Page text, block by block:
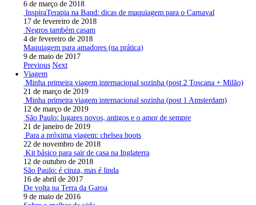
6 de março de 2018
InspiraTerapia na Band: dicas de maquiagem para o Carnaval
17 de fevereiro de 2018
Negros também casam
4 de fevereiro de 2018
Maquiagem para amadores (na prática)
9 de maio de 2017
Previous Next
Viagem
Minha primeira viagem internacional sozinha (post 2 Toscana + Milão)
21 de março de 2019
Minha primeira viagem internacional sozinha (post 1 Amsterdam)
12 de março de 2019
São Paulo: lugares novos, antigos e o amor de sempre
21 de janeiro de 2019
Para a próxima viagem: chelsea boots
22 de novembro de 2018
Kit básico para sair de casa na Inglaterra
12 de outubro de 2018
São Paulo: é cinza, mas é linda
16 de abril de 2017
De volta na Terra da Garoa
9 de maio de 2016